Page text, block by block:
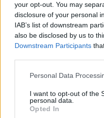
your opt-out. You may
disclosure of your personal
IAB’s list of downstream
also be disclosed by us to
Downstream Participants
Personal Data
I want to opt-out of the
personal data.
Opted In
Administracinių
numato, kad
viešosiose vietose,
pažeisti viešąją
užtraukia baudą
šimto keturiasdešimt